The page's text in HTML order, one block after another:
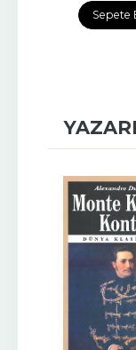
Sepete